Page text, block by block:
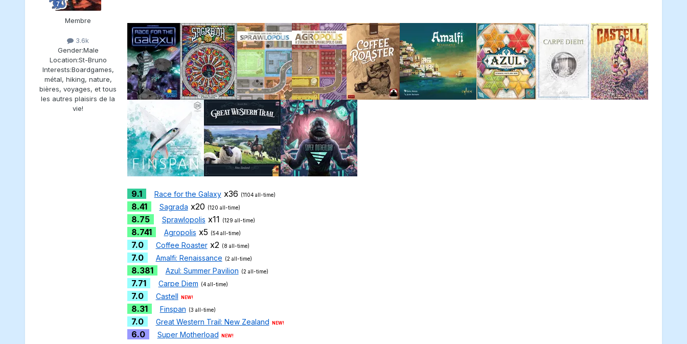
Membre
3.6k
Gender:Male
Location:St-Bruno
Interests:Boardgames,
métal, hiking, nature,
bières, voyages, et tous
les autres plaisirs de la
vie!
9.1 Race for the Galaxy x36 (1104 all-time)
8.41 Sagrada x20 (120 all-time)
8.75 Sprawlopolis x11 (129 all-time)
8.741 Agropolis x5 (54 all-time)
7.0 Coffee Roaster x2 (8 all-time)
7.0 Amalfi: Renaissance (2 all-time)
8.381 Azul: Summer Pavilion (2 all-time)
7.71 Carpe Diem (4 all-time)
7.0 Castell NEW!
8.31 Finspan (3 all-time)
7.0 Great Western Trail: New Zealand NEW!
6.0 Super Motherload NEW!